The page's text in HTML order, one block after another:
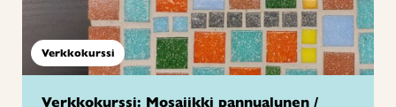
Verkkokurssi
Verkkokurssi: Mosaiikki pannualunen /